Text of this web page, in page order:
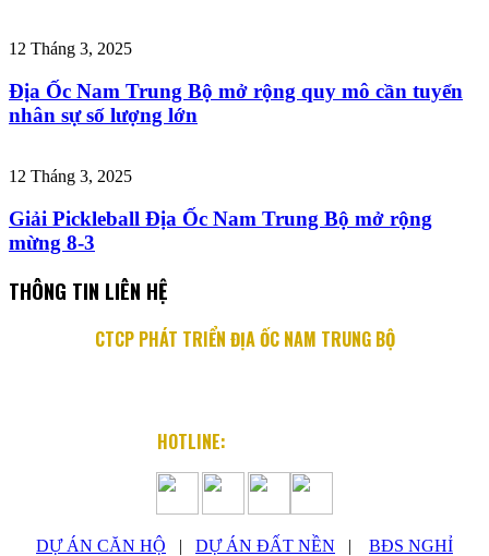
12 Tháng 3, 2025
Địa Ốc Nam Trung Bộ mở rộng quy mô cần tuyển
nhân sự số lượng lớn
12 Tháng 3, 2025
Giải Pickleball Địa Ốc Nam Trung Bộ mở rộng
mừng 8-3
THÔNG TIN LIÊN HỆ
CTCP PHÁT TRIỂN ĐỊA ỐC NAM TRUNG BỘ
HOTLINE:
DỰ ÁN CĂN HỘ | DỰ ÁN ĐẤT NỀN | BĐS NGHỈ